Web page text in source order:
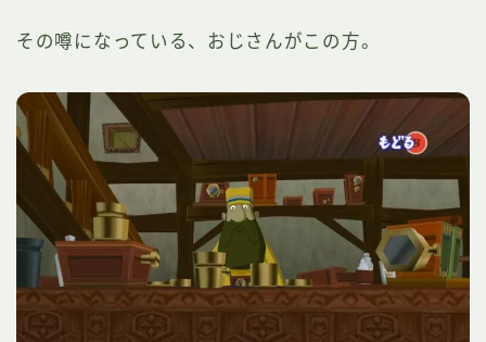
その噂になっている、おじさんがこの方。